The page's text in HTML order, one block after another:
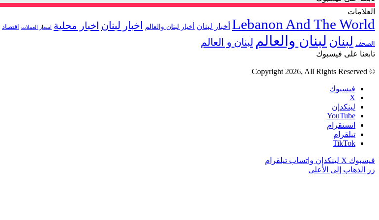
العلامات
Lebanon And The World أخبار لبنان أخبار لبنان والعالم اخبار لبنان اخبار محلية اسعار العملات اقتصاد
الصحف لبنان لبنان والعالم لبنان و العالم
تابعنا على فيسبوك
© Copyright 2026, All Rights Reserved
فيسبوك
‫X
لينكدإن
‫YouTube
انستقرام
تيلقرام
‫TikTok
فيسبوك ‫X لينكدإن واتساب تيلقرام
زر الذهاب إلى الأعلى